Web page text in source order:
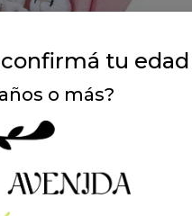
tu edad
o más?